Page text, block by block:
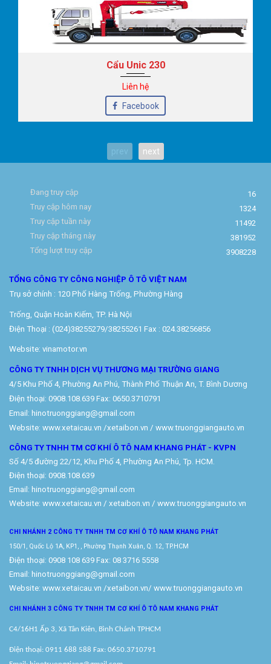
Cẩu Unic 230
Liên hệ
Facebook
next
Đang truy cập
16
Truy cập hôm nay
1324
Truy cập tuần này
11492
Truy cập tháng này
381952
Tổng lượt truy cập
3908228
TỔNG CÔNG TY CÔNG NGHIỆP Ô TÔ VIỆT NAM
Trụ sở chính : 120 Phố Hàng Trống, Phường Hàng
Trống, Quận Hoàn Kiếm, TP. Hà Nội
Điện Thoại : (024)38255279/38255261 Fax : 024.38256856
Website: vinamotor.vn
CÔNG TY TNHH DỊCH VỤ THƯƠNG MẠI TRƯỜNG GIANG
4/5 Khu Phố 4, Phường An Phú, Thành Phố Thuận An, T. Bình Dương
Điện thoại: 0908.108.639 Fax: 0650.3710791
Email: hinotruonggiang@gmail.com
Website: www.xetaicau.vn /xetaibon.vn / www.truonggiangauto.vn
CÔNG TY TNHH TM CƠ KHÍ Ô TÔ NAM KHANG PHÁT - KVPN
Số 4/5 đường 22/12, Khu Phố 4, Phường An Phú, Tp. HCM.
Điện thoại: 0908.108.639
Email: hinotruonggiang@gmail.com
Website: www.xetaicau.vn / xetaibon.vn / www.truonggiangauto.vn
CHI NHÁNH 2 CÔNG TY TNHH TM CƠ KHÍ Ô TÔ NAM KHANG PHÁT
150/1, Quốc Lộ 1A, KP1, , Phường Thạnh Xuân, Q. 12, TP.HCM
Điện thoại: 0908 108 639 Fax: 08 3716 5558
Email: hinotruonggiang@gmail.com
Website: www.xetaicau.vn /xetaibon.vn/ www.truonggiangauto.vn
CHI NHÁNH 3 CÔNG TY TNHH TM CƠ KHÍ Ô TÔ NAM KHANG PHÁT
C4/16H1 Ấp 3, Xã Tân Kiên, Bình Chánh TPHCM
Điện thoại: 0911 688 588 Fax: 0650.3710791